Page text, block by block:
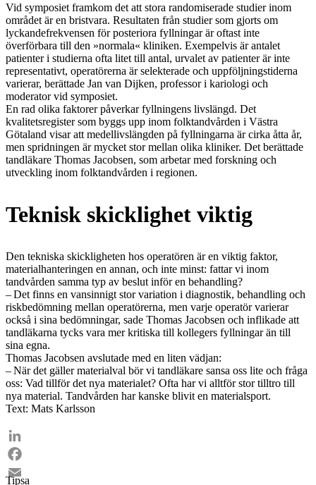
Vid symposiet framkom det att stora randomiserade studier inom
området är en bristvara. Resultaten från studier som gjorts om
lyckandefrekvensen för posteriora fyllningar är oftast inte
överförbara till den »normala« kliniken. Exempelvis är antalet
patienter i studierna ofta litet till antal, urvalet av patienter är inte
representativt, operatörerna är selekterade och uppföljningstiderna
varierar, berättade Jan van Dijken, professor i kariologi och
moderator vid symposiet.
En rad olika faktorer påverkar fyllningens livslängd. Det
kvalitetsregister som byggs upp inom folktandvården i Västra
Götaland visar att medellivslängden på fyllningarna är cirka åtta år,
men spridningen är mycket stor mellan olika kliniker. Det berättade
tandläkare Thomas Jacobsen, som arbetar med forskning och
utveckling inom folktandvården i regionen.
Teknisk skicklighet viktig
Den tekniska skickligheten hos operatören är en viktig faktor,
materialhanteringen en annan, och inte minst: fattar vi inom
tandvården samma typ av beslut inför en behandling?
– Det finns en vansinnigt stor variation i diagnostik, behandling och
riskbedömning mellan operatörerna, men varje operatör varierar
också i sina bedömningar, sade Thomas Jacobsen och inflikade att
tandläkarna tycks vara mer kritiska till kollegers fyllningar än till
sina egna.
Thomas Jacobsen avslutade med en liten vädjan:
– När det gäller materialval bör vi tandläkare sansa oss lite och fråga
oss: Vad tillför det nya materialet? Ofta har vi alltför stor tilltro till
nya material. Tandvården har kanske blivit en materialsport.
Text: Mats Karlsson
LinkedIn
Facebook
Tipsa